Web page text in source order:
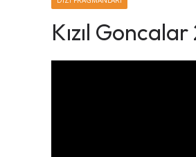
Kızıl